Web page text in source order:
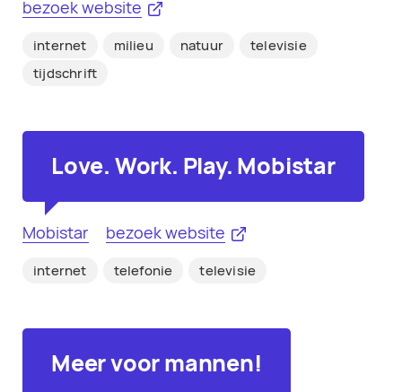
bezoek website
internet milieu natuur
televisie
tijdschrift
Love. Work. Play. Mobistar
Mobistar bezoek website
internet telefonie televisie
Meer voor mannen!